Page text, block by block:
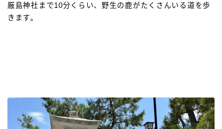
厳島神社まで10分くらい、野生の鹿がたくさんいる道を歩
きます。